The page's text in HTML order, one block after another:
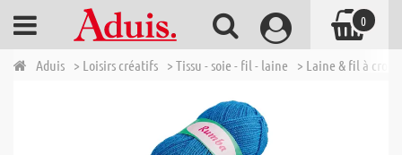
Aduis > Loisirs créatifs > Tissu - soie - fil - laine > Laine & fil à
0